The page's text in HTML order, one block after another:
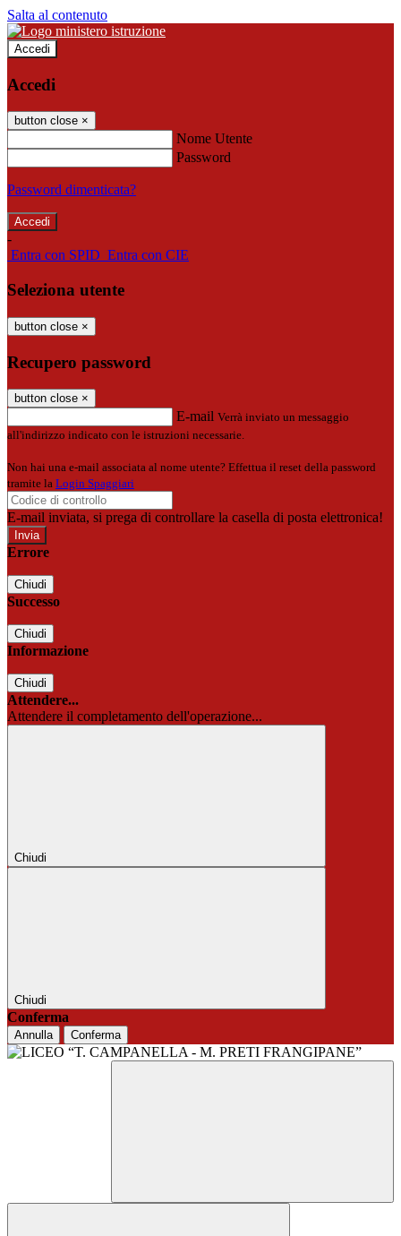
Salta al contenuto
Accedi
Accedi
button close ×
Nome Utente
Password
Password dimenticata?
-
Entra con SPID Entra con CIE
Seleziona utente
button close ×
Recupero password
button close ×
E-mail Verrà inviato un messaggio
all'indirizzo indicato con le istruzioni necessarie.
Non hai una e-mail associata al nome utente? Effettua il reset della password
tramite la Login Spaggiari
E-mail inviata, si prega di controllare la casella di posta elettronica!
Errore
Chiudi
Successo
Chiudi
Informazione
Chiudi
Attendere...
Attendere il completamento dell'operazione...
Chiudi
Chiudi
Conferma
Annulla Conferma